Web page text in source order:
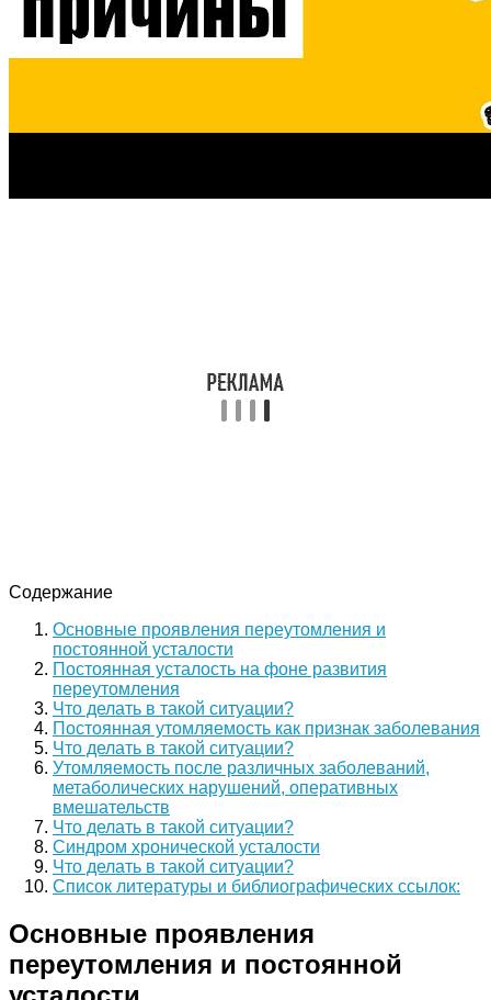
Содержание
Основные проявления переутомления и
постоянной усталости
Постоянная усталость на фоне развития
переутомления
Что делать в такой ситуации?
Постоянная утомляемость как признак заболевания
Что делать в такой ситуации?
Утомляемость после различных заболеваний,
метаболических нарушений, оперативных
вмешательств
Что делать в такой ситуации?
Синдром хронической усталости
Что делать в такой ситуации?
Список литературы и библиографических ссылок:
Основные проявления
переутомления и постоянной